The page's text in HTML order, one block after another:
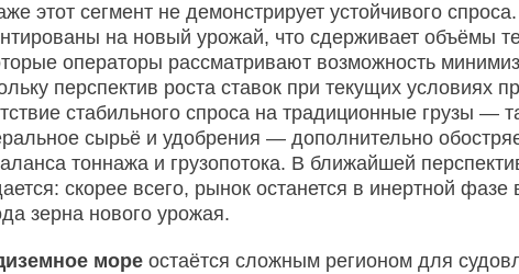
этот сегмент не демонстрирует устойчивого
на новый урожай, что сдерживает объёмы
операторы рассматривают возможность
перспектив роста ставок при текущих условиях
стабильного спроса на традиционные грузы —
сырьё и удобрения — дополнительно
тоннажа и грузопотока. В ближайшей
скорее всего, рынок останется в инертной фазе
зерна нового урожая.
море остаётся сложным регионом для